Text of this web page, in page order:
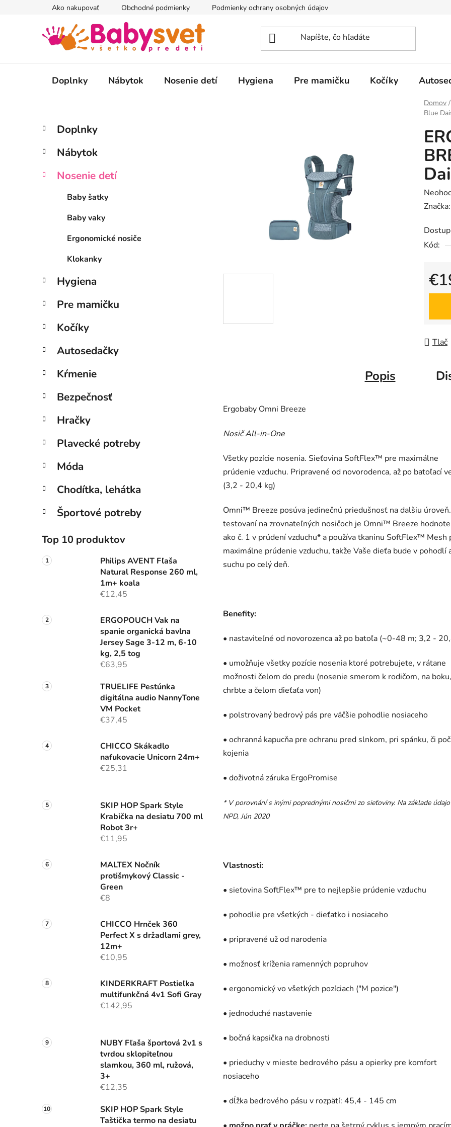
Ako nakupovať Obchodné podmienky Podmienky ochrany osobných údajov
Doplnky Nábytok Nosenie detí Hygiena Pre mamičku Kočíky
Domov /
Blue
B
č
ý
Preskočiť
kategórie
K
a
e
ó
Doplnky
Nábytok
Nosenie detí
Baby šatky
Baby vaky
Ergonomické nosiče
Klokanky
Hygiena
Pre mamičku
Kočíky
Autosedačky
Kŕmenie
Bezpečnosť
Hračky
Plavecké potreby
Móda
Chodítka, lehátka
Športové potreby
Top 10 produktov
Philips AVENT Fľaša
Natural Response 260 ml,
1m+ koala
€12,45
ERGOPOUCH Vak na
spanie organická bavlna
Jersey Sage 3-12 m, 6-10
kg, 2,5 tog
€63,95
TRUELIFE Pestúnka
digitálna audio NannyTone
VM Pocket
€37,45
CHICCO Skákadlo
nafukovacie Unicorn 24m+
€25,31
SKIP HOP Spark Style
Krabička na desiatu 700 ml
Robot 3r+
€11,95
MALTEX Nočník
protišmykový Classic -
Green
€8
CHICCO Hrnček 360
Perfect X s držadlami grey,
12m+
€10,95
KINDERKRAFT Postieľka
multifunkčná 4v1 Sofi Gray
€142,95
NUBY Fľaša športová 2v1 s
tvrdou sklopiteľnou
slamkou, 360 ml, ružová,
3+
€12,35
SKIP HOP Spark Style
Taštička termo na desiatu
je
0,0
Značka:
Kód:
Tlač
Popis
Ergobaby Omni Breeze
Nosič All-in-One
Všetky pozície nosenia. Sieťovina SoftFlex™ pre maximálne
prúdenie vzduchu. Pripravené od novorodenca, až po batoľací
(3,2 - 20,4 kg)
Omni™ Breeze posúva jedinečnú priedušnosť na dalšiu
testovaní na zrovnateľných nosičoch je Omni™ Breeze
ako č. 1 v prúdení vzduchu* a používa tkaninu SoftFlex™ Mesh
maximálne prúdenie vzduchu, takže Vaše dieťa bude v pohodlí
suchu po celý deň.
Benefity:
• nastaviteľné od novorozenca až po batoľa (~0-48 m; 3,2 -
• umožňuje všetky pozície nosenia ktoré potrebujete, v rátane
možnosti čelom do predu (nosenie smerom k rodičom, na
chrbte a čelom dieťaťa von)
• polstrovaný bedrový pás pre väčšie pohodlie nosiaceho
• ochranná kapucňa pre ochranu pred slnkom, pri spánku, či
kojenia
• doživotná záruka ErgoPromise
* V porovnání s inými poprednými nosičmi zo sieťoviny. Na základe
NPD, Jún 2020
Vlastnosti:
• sieťovina SoftFlex™ pre to nejlepšie prúdenie vzduchu
• pohodlie pre všetkých - dieťatko i nosiaceho
• pripravené už od narodenia
• možnosť kríženia ramenných popruhov
• ergonomický vo všetkých pozíciach ("M pozice")
• jednoduché nastavenie
• bočná kapsička na drobnosti
• prieduchy v mieste bedrového pásu a opierky pre komfort
nosiaceho
• dĺžka bedrového pásu v rozpätí: 45,4 - 145 cm